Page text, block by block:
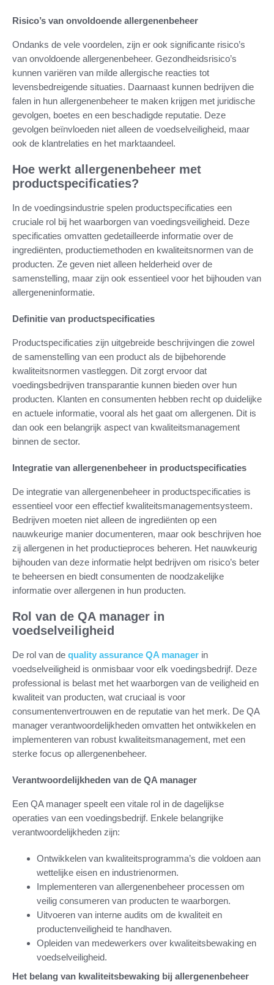
Risico’s van onvoldoende allergenenbeheer
Ondanks de vele voordelen, zijn er ook significante risico’s
van onvoldoende allergenenbeheer. Gezondheidsrisico’s
kunnen variëren van milde allergische reacties tot
levensbedreigende situaties. Daarnaast kunnen bedrijven die
falen in hun allergenenbeheer te maken krijgen met juridische
gevolgen, boetes en een beschadigde reputatie. Deze
gevolgen beïnvloeden niet alleen de voedselveiligheid, maar
ook de klantrelaties en het marktaandeel.
Hoe werkt allergenenbeheer met
productspecificaties?
In de voedingsindustrie spelen productspecificaties een
cruciale rol bij het waarborgen van voedingsveiligheid. Deze
specificaties omvatten gedetailleerde informatie over de
ingrediënten, productiemethoden en kwaliteitsnormen van de
producten. Ze geven niet alleen helderheid over de
samenstelling, maar zijn ook essentieel voor het bijhouden van
allergeneninformatie.
Definitie van productspecificaties
Productspecificaties zijn uitgebreide beschrijvingen die zowel
de samenstelling van een product als de bijbehorende
kwaliteitsnormen vastleggen. Dit zorgt ervoor dat
voedingsbedrijven transparantie kunnen bieden over hun
producten. Klanten en consumenten hebben recht op duidelijke
en actuele informatie, vooral als het gaat om allergenen. Dit is
dan ook een belangrijk aspect van kwaliteitsmanagement
binnen de sector.
Integratie van allergenenbeheer in productspecificaties
De integratie van allergenenbeheer in productspecificaties is
essentieel voor een effectief kwaliteitsmanagementsysteem.
Bedrijven moeten niet alleen de ingrediënten op een
nauwkeurige manier documenteren, maar ook beschrijven hoe
zij allergenen in het productieproces beheren. Het nauwkeurig
bijhouden van deze informatie helpt bedrijven om risico’s beter
te beheersen en biedt consumenten de noodzakelijke
informatie over allergenen in hun producten.
Rol van de QA manager in
voedselveiligheid
De rol van de quality assurance QA manager in
voedselveiligheid is onmisbaar voor elk voedingsbedrijf. Deze
professional is belast met het waarborgen van de veiligheid en
kwaliteit van producten, wat cruciaal is voor
consumentenvertrouwen en de reputatie van het merk. De QA
manager verantwoordelijkheden omvatten het ontwikkelen en
implementeren van robust kwaliteitsmanagement, met een
sterke focus op allergenenbeheer.
Verantwoordelijkheden van de QA manager
Een QA manager speelt een vitale rol in de dagelijkse
operaties van een voedingsbedrijf. Enkele belangrijke
verantwoordelijkheden zijn:
Ontwikkelen van kwaliteitsprogramma’s die voldoen aan
wettelijke eisen en industrienormen.
Implementeren van allergenenbeheer processen om
veilig consumeren van producten te waarborgen.
Uitvoeren van interne audits om de kwaliteit en
productenveiligheid te handhaven.
Opleiden van medewerkers over kwaliteitsbewaking en
voedselveiligheid.
Het belang van kwaliteitsbewaking bij allergenenbeheer